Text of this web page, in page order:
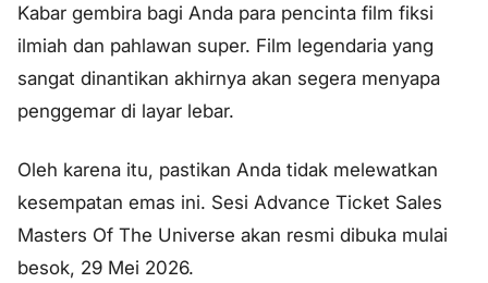
Kabar gembira bagi Anda para pencinta film fiksi
ilmiah dan pahlawan super. Film legendaria yang
sangat dinantikan akhirnya akan segera menyapa
penggemar di layar lebar.
Oleh karena itu, pastikan Anda tidak melewatkan
kesempatan emas ini. Sesi Advance Ticket Sales
Masters Of The Universe akan resmi dibuka mulai
besok, 29 Mei 2026.